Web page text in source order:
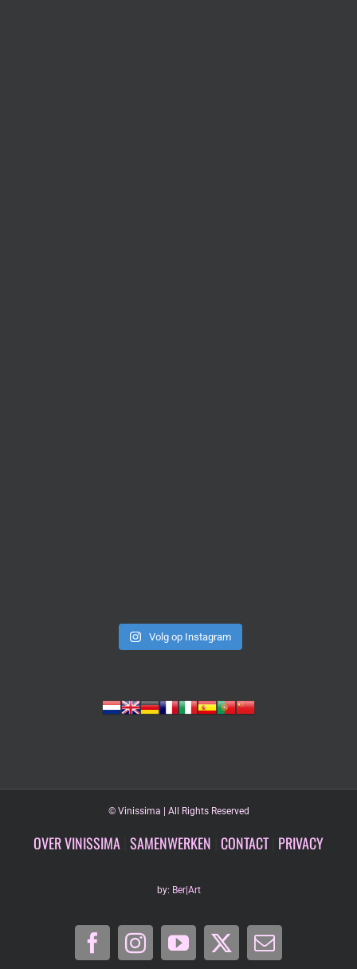
Volg op Instagram
© Vinissima | All Rights Reserved
OVER VINISSIMA SAMENWERKEN CONTACT| PRIVACY
by: Ber|Art
FacebookInstagram
YouTube
X
E-